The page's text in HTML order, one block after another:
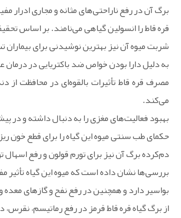
برگ آن در رفع ناراحتی‌‌های مثانه و مجاری ادرار
قره قاط را انسولین گیاهی می‌نامند. بر اساس
شربت میوه آن نیز بهترین نوشیدنی برای
به دلیل دارا بودن خواص ضد باکتریایی در
مصرف قره قاط تأثیرات بالقوه‌ای در محافظت از
می‌کند.
بهبود فعالیت‌های مغزی را به دنبال داشته و در
حکمای طب سنتی میوه این گیاه را برای قطع خون
دم‌کرده برگ آن نیز برای تورم قولون و رفع
بررسی‌ها نشان داده است که میوه این گیاه
بواسیر دارد و همچنین در رفع نفح و گازهای
از برگ گیاه قره قاط قرمز در رفع رماتیسم،